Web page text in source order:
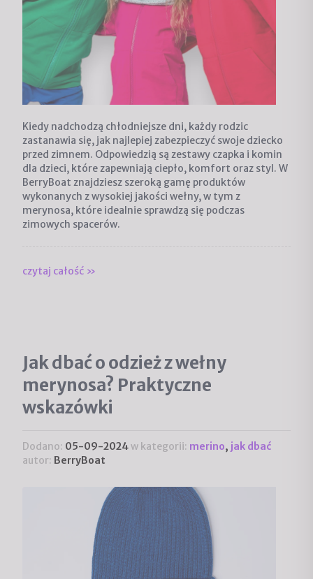
Kiedy nadchodzą chłodniejsze dni, każdy rodzic
zastanawia się, jak najlepiej zabezpieczyć swoje dziecko
przed zimnem. Odpowiedzią są zestawy czapka i komin
dla dzieci, które zapewniają ciepło, komfort oraz styl. W
BerryBoat znajdziesz szeroką gamę produktów
wykonanych z wysokiej jakości wełny, w tym z
merynosa, które idealnie sprawdzą się podczas
zimowych spacerów.
czytaj całość »
Jak dbać o odzież z wełny
merynosa? Praktyczne
wskazówki
Dodano: 05-09-2024w kategorii: merino, jak dbać
autor: BerryBoat